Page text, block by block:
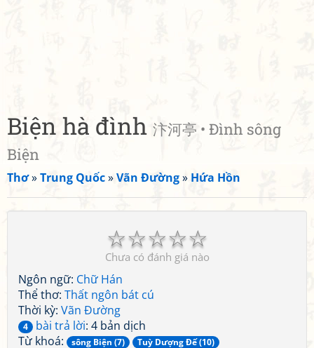
Biện hà đình 汴河亭 • Đình sông
Biện
Thơ»Trung Quốc»Vãn Đường» Hứa Hồn
☆
☆
☆
☆
☆
Chưa có đánh giá nào
Ngôn ngữ: Chữ Hán
Thể thơ: Thất ngôn bát cú
Thời kỳ: Vãn Đường
4 bài trả lời: 4 bản dịch
Từ khoá:
sông Biện (7) Tuỳ Dượng Đế (10)